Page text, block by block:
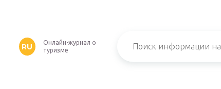
RU
Онлайн-журнал о
туризме